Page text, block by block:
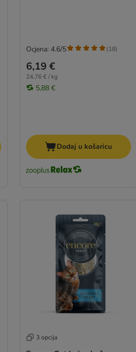
6,19 €
24,76 € / kg
5,88 €
Ocjena: 4.6/5 (18)
Dodaj u košaricu
3 opcija